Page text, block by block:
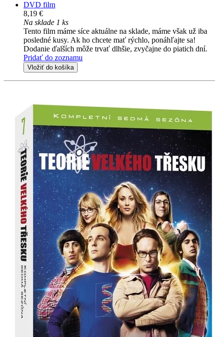
DVD film
8,19 €
Na sklade 1 ks
Tento film máme síce aktuálne na sklade, máme však už iba
posledné kusy. Ak ho chcete mať rýchlo, ponáhľajte sa!
Dodanie ďalších môže trvať dlhšie, zvyčajne do piatich dní.
Pridať do zoznamu
Vložiť do košíka